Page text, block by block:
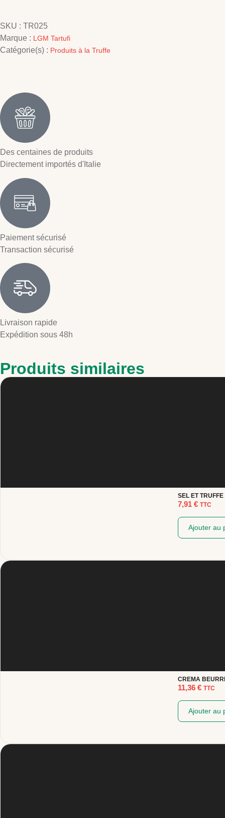
SKU : TR025
Marque : LGM Tartufi
Catégorie(s) : Produits à la Truffe
Des centaines de produits
Directement importés d'Italie
Paiement sécurisé
Transaction sécurisé
Livraison rapide
Expédition sous 48h
Produits similaires
SEL ET
7,91 € TTC
Ajouter au
CREMA
11,36 € TTC
Ajouter au